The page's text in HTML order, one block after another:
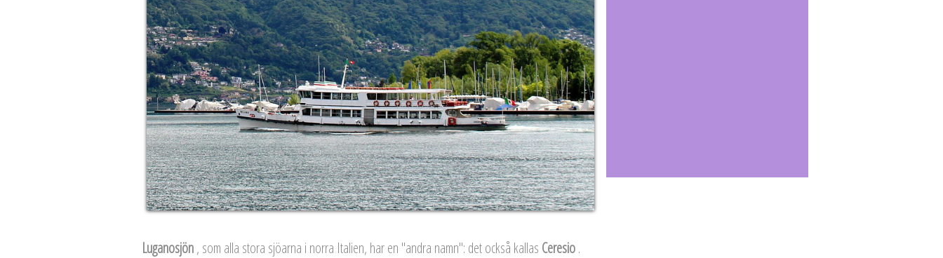
Luganosjön, som alla stora sjöarna i norra Italien, har en "andra namn": det också kallas Ceresio.